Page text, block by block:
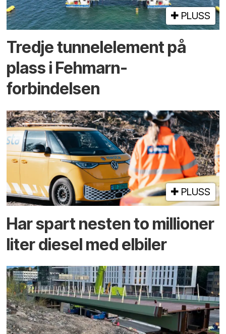
PLUSS
Tredje tunnel­element på
plass i Fehmarn-
forbindelsen
PLUSS
Har spart nesten to millioner
liter diesel med elbiler